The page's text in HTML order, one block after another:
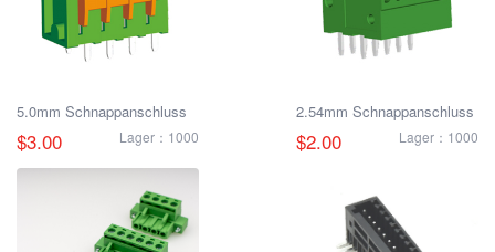
5.0mm Schnappanschluss
$3.00 Lager：1000
2.54mm Schnappanschluss
$2.00 Lager：1000